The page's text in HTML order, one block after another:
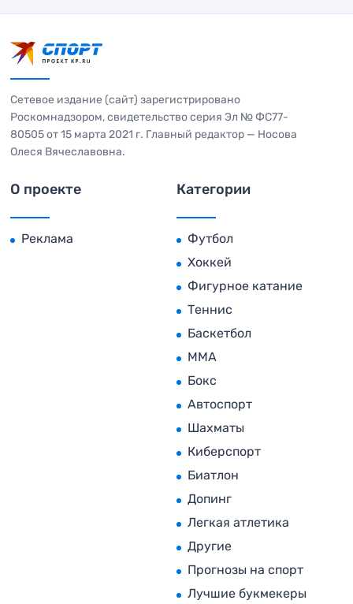
Сетевое издание (сайт) зарегистрировано
Роскомнадзором, свидетельство серия Эл № ФС77-
80505 от 15 марта 2021 г. Главный редактор — Носова
Олеся Вячеславовна.
О проекте
Реклама
Категории
Футбол
Хоккей
Фигурное катание
Теннис
Баскетбол
MMA
Бокс
Автоспорт
Шахматы
Киберспорт
Биатлон
Допинг
Легкая атлетика
Другие
Прогнозы на спорт
Лучшие букмекеры